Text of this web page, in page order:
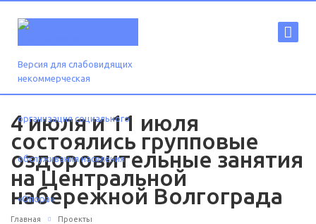
Версия для слабовидящих
4 июля и 11 июля
состоялись групповые
оздоровительные занятия
на Центральной
набережной Волгограда
Главная Проекты